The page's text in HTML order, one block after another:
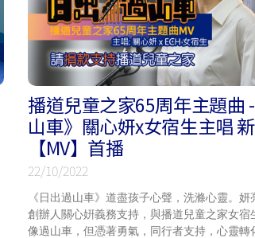
播道兒童之家65周年主題曲
山車》關心妍x女宿生主唱
【MV】首播
22/10/2022
《日出過山車》道盡孩子心聲，洗滌心靈。
創辦人關心姸義務支持，與播道兒童之家女宿
像過山車，但憑著勇氣，同行者支持，心靈轉